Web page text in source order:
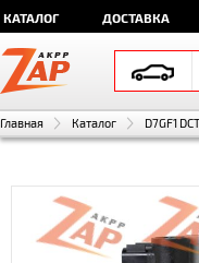
КАТАЛОГ ДОСТАВКА
Главная Каталог D7GF1